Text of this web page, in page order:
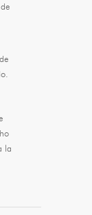
la